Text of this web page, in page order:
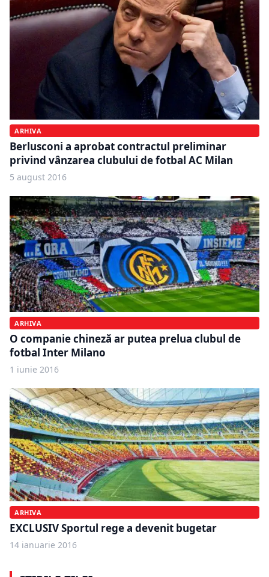
ARHIVA
Berlusconi a aprobat contractul preliminar
privind vânzarea clubului de fotbal AC Milan
5 august 2016
ARHIVA
O companie chineză ar putea prelua clubul de
fotbal Inter Milano
1 iunie 2016
ARHIVA
EXCLUSIV Sportul rege a devenit bugetar
14 ianuarie 2016